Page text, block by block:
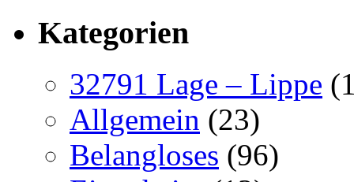
Kategorien
32791 Lage – Lippe
Allgemein (23)
Belangloses (96)